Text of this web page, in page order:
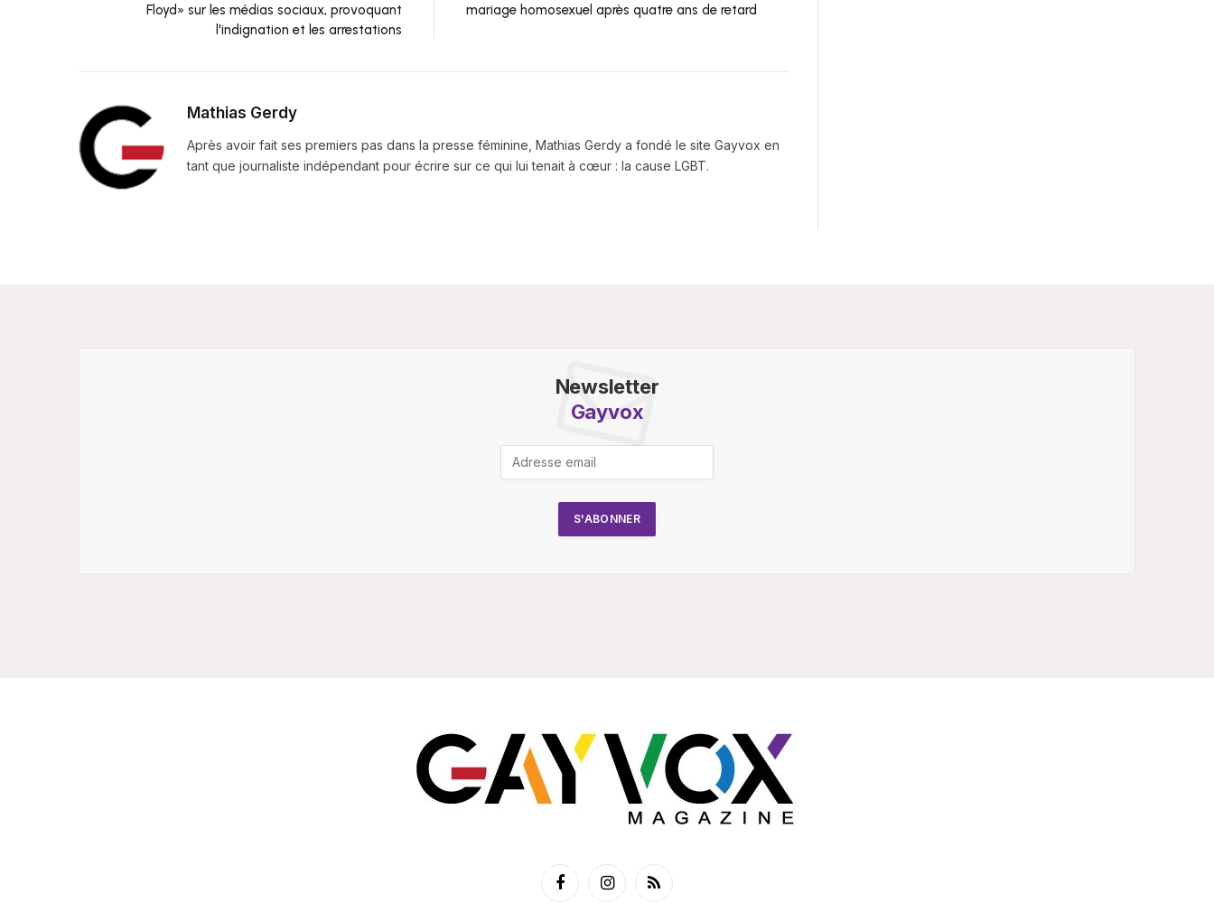
Floyd» sur les médias sociaux, provoquant
l'indignation et les arrestations
mariage homosexuel après quatre ans de retard
Mathias Gerdy
Après avoir fait ses premiers pas dans la presse féminine, Mathias Gerdy a fondé le site Gayvox en
tant que journaliste indépendant pour écrire sur ce qui lui tenait à cœur : la cause LGBT.
Newsletter
Gayvox
FacebookInstagramRSS